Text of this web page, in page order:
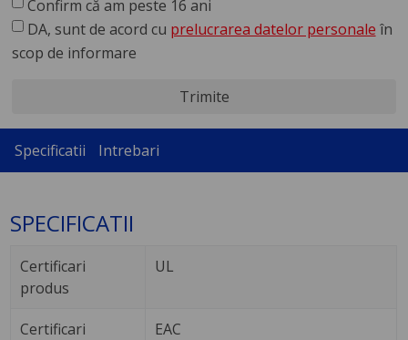
Confirm că am peste 16 ani
DA, sunt de acord cu prelucrarea datelor personale în
scop de informare
Trimite
Specificatii Intrebari
SPECIFICATII
Certificari
produs
UL
Certificari
EAC